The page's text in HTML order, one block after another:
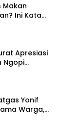
Makan
Ini Kata
Apresiasi
Ngopi
Yonif
Warga,